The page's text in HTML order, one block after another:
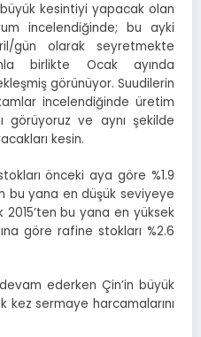
kesintiyi yapacak olan
incelendiğinde; bu ayki
gün olarak seyretmekte
birlikte Ocak ayında
görünüyor. Suudilerin
incelendiğinde üretim
görüyoruz ve aynı şekilde
kesin.
önceki aya göre %1.9
bu yana en düşük seviyeye
2015’ten bu yana en yüksek
göre rafine stokları %2.6
ederken Çin’in büyük
kez sermaye harcamalarını